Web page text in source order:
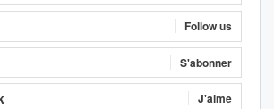
Follow us
S'abonner
J'aime